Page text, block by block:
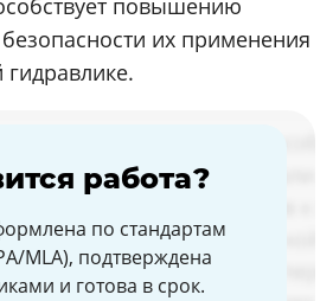
повышению
их применения
работа?
по стандартам
MLA), подтверждена
и готова в срок.